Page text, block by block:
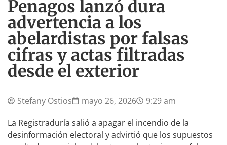
Penagos lanzó dura
advertencia a los
abelardistas por falsas
cifras y actas filtradas
desde el exterior
Stefany Ostios mayo 26, 2026
9:29 am
La Registraduría salió a apagar el incendio de la
desinformación electoral y advirtió que los supuestos